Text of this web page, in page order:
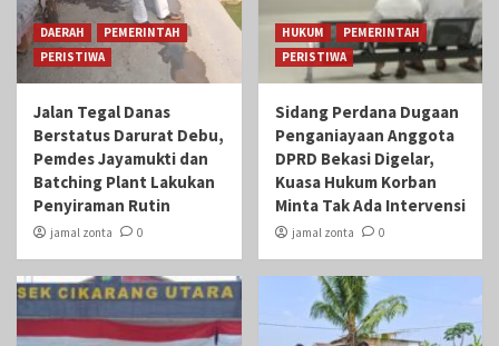
DAERAH
PEMERINTAH
PERISTIWA
Jalan Tegal Danas
Berstatus Darurat Debu,
Pemdes Jayamukti dan
Batching Plant Lakukan
Penyiraman Rutin
jamal zonta 0
HUKUM
PEMERINTAH
PERISTIWA
Sidang Perdana Dugaan
Penganiayaan Anggota
DPRD Bekasi Digelar,
Kuasa Hukum Korban
Minta Tak Ada Intervensi
jamal zonta 0